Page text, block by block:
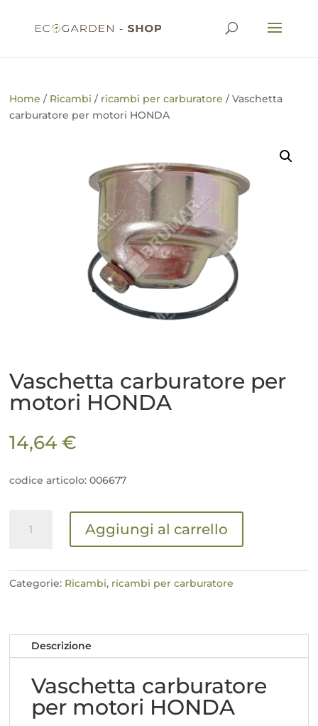
Home / Ricambi / ricambi per carburatore / Vaschetta
carburatore per motori HONDA
Vaschetta carburatore per
motori HONDA
14,64€
codice articolo: 006677
carburatore
HONDA
Aggiungi al carrello
Categorie: Ricambi, ricambi per carburatore
Descrizione
Vaschetta carburatore
per motori HONDA